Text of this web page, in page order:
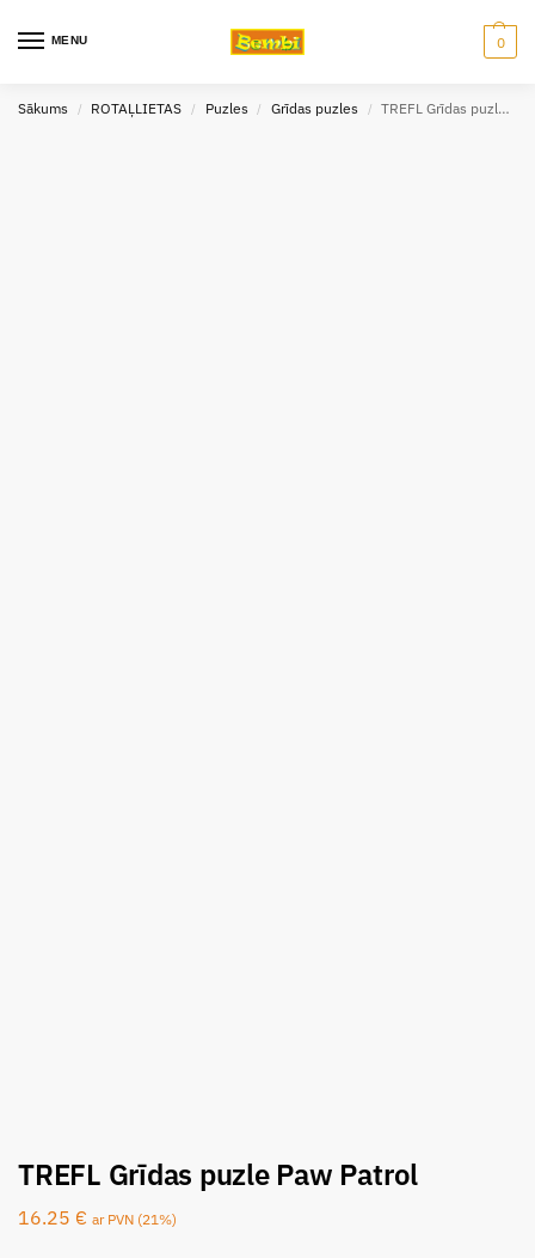
MENU 0
Sākums / ROTAĻLIETAS / Puzles / Grīdas puzles / TREFL Grīdas puzle Paw Patrol
TREFL Grīdas puzle Paw Patrol
16.25 € ar PVN (21%)